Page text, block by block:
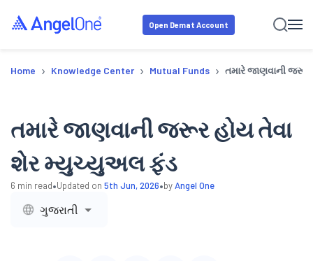
Open Demat Account
Home › Knowledge Center › Mutual Funds › તમારે જાણવાની
તમારે જાણવાની જરૂર હોય તેવા
શેર મ્યુચ્યુઅલ ફંડ
6 min read•Updated on 5th Jun, 2026•byAngel One
ગુજરાતી